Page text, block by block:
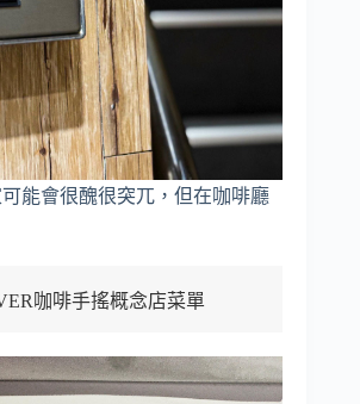
能會很醜很突兀，但在咖啡廳
咖啡手搖概念店菜單